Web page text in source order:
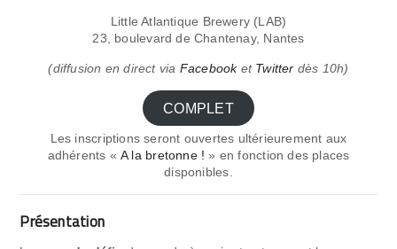
Little Atlantique Brewery (LAB)
23, boulevard de Chantenay, Nantes
(diffusion en direct via Facebooket Twitter dès 10h)
COMPLET
Les inscriptions seront ouvertes ultérieurement aux
adhérents « A la bretonne ! » en fonction des places
disponibles.
Présentation